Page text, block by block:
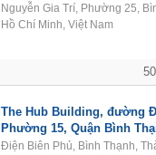
Nguyễn Gia Trí, Phường 25,
Hồ Chí Minh, Việt Nam
The Hub Building, đường
Phường 15, Quận Bình
Chí Minh
Điện Biên Phủ, Bình Thạnh,